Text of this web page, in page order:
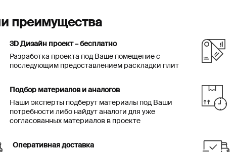
преимущества
3D Дизайн проект – бесплатно
Разработка проекта под Ваше помещение с
последующим предоставлением раскладки плит
Подбор материалов и аналогов
Наши эксперты подберут материалы под Ваши
потребности либо найдут аналоги для уже
согласованных материалов в проекте
Оперативная доставка